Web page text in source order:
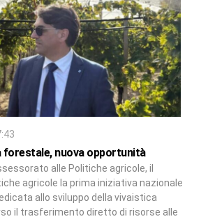
forestale, nuova opportunità
alle Politiche agricole, il
agricole la prima iniziativa nazionale
allo sviluppo della vivaistica
il trasferimento diretto di risorse alle